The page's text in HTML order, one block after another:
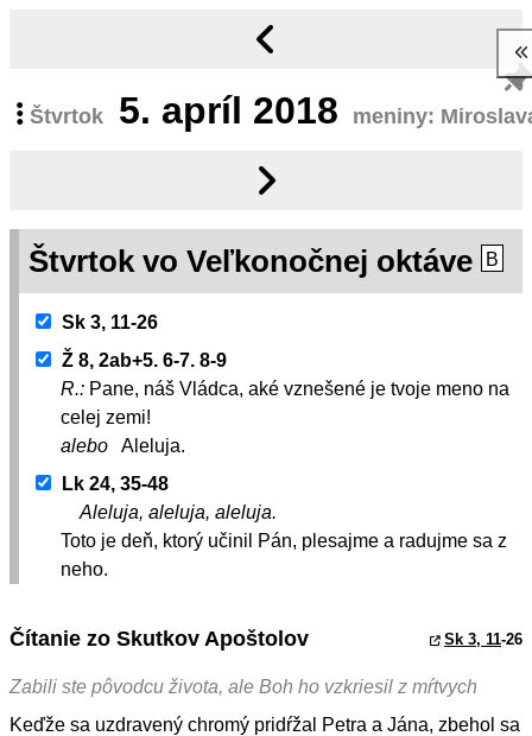
Štvrtok 5. apríl 2018 meniny:
Štvrtok vo Veľkonočnej oktáve B
Sk 3, 11-26
Ž 8, 2ab+5. 6-7. 8-9
R.: Pane, náš Vládca, aké vznešené je tvoje meno na
celej zemi!
alebo
Aleluja.
Lk 24, 35-48
Aleluja, aleluja, aleluja.
Toto je deň, ktorý učinil Pán, plesajme a radujme sa z
neho.
Čítanie zo Skutkov Apoštolov Sk 3, 11-26
Zabili ste pôvodcu života, ale Boh ho vzkriesil z mŕtvych
Keďže sa uzdravený chromý pridŕžal Petra a Jána, zbehol sa